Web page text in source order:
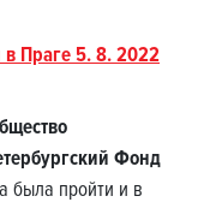
Праге 5. 8. 2022
Фонд
была пройти и в